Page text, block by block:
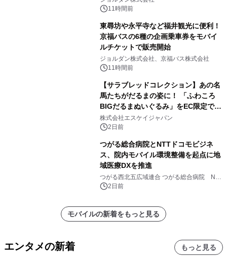
11時間前
東尋坊や永平寺など福井観光に便利！
京福バスの6種の企画乗車券をモバイ
ルチケットで販売開始
ジョルダン株式会社、京福バス株式会社
11時間前
【サラブレッドコレクション】あの名
馬たちがだるまの姿に！ 「ふわころ
BIGだるまぬいぐるみ」をEC限定で受
注販売開始
株式会社エスケイジャパン
2日前
つがる総合病院とNTTドコモビジネ
ス、院内モバイル環境整備を起点に地
域医療DXを推進
つがる西北五広域連合 つがる総合病院 NTT
ドコモビジネス株式会社
2日前
モバイルの新着をもっと見る
エンタメの新着 もっと見る